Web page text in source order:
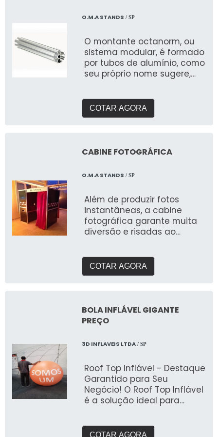
O.M.A STANDS / SP
O montante octanorm, ou
sistema modular, é formado
por tubos de alumínio, como
seu próprio nome sugere,
COTAR AGORA
CABINE FOTOGRÁFICA
O.M.A STANDS / SP
Além de produzir fotos
instantâneas, a cabine
fotográfica garante muita
diversão e risadas ao
COTAR AGORA
BOLA INFLÁVEL GIGANTE
PREÇO
3D INFLAVEIS LTDA/ SP
Roof Top Inflável - Destaque
Garantido para Seu
Negócio! O Roof Top Inflável
é a solução ideal para
destacar sua marca de
COTAR AGORA